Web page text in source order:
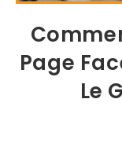
Page
Le